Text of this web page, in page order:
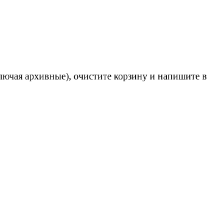
архивные), очистите корзину и напишите в